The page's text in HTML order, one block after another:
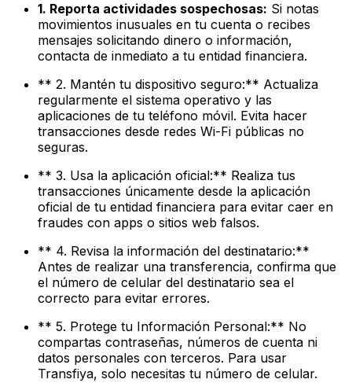
1. Reporta actividades sospechosas: Si notas
movimientos inusuales en tu cuenta o recibes
mensajes solicitando dinero o información,
contacta de inmediato a tu entidad financiera.
** 2. Mantén tu dispositivo seguro:** Actualiza
regularmente el sistema operativo y las
aplicaciones de tu teléfono móvil. Evita hacer
transacciones desde redes Wi-Fi públicas no
seguras.
** 3. Usa la aplicación oficial:** Realiza tus
transacciones únicamente desde la aplicación
oficial de tu entidad financiera para evitar caer en
fraudes con apps o sitios web falsos.
** 4. Revisa la información del destinatario:**
Antes de realizar una transferencia, confirma que
el número de celular del destinatario sea el
correcto para evitar errores.
** 5. Protege tu Información Personal:** No
compartas contraseñas, números de cuenta ni
datos personales con terceros. Para usar
Transfiya, solo necesitas tu número de celular.